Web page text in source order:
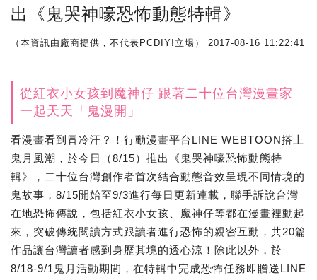
出《鬼哭神嚎恐怖動態特輯》
（本資訊由廠商提供，不代表PCDIY!立場） 2017-08-16 11:22:41
從紅衣小女孩到魔神仔 跟著二十位台灣漫畫家
一起天天「鬼漫開」
看漫畫看到冒冷汗？！行動漫畫平台LINE WEBTOON搭上
鬼月風潮，於今日（8/15）推出《鬼哭神嚎恐怖動態特
輯》，二十位台灣創作者首次結合動態音效呈現不同情境的
鬼故事，8/15開始至9/3進行每日更新連載，聯手訴說台灣
在地恐怖傳說，包括紅衣小女孩、魔神仔等都在漫畫裡動起
來，突破傳統閱讀方式跟讀者進行恐怖的親密互動，共20篇
作品讓台灣讀者感到身歷其境的透心涼！除此以外，於
8/18-9/1鬼月活動期間，在特輯中完成恐怖任務即贈送LINE